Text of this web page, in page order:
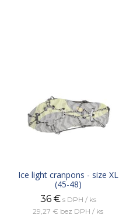
Ice light cranpons - size XL
(45-48)
36 € s DPH / ks
29,27 € bez DPH / ks